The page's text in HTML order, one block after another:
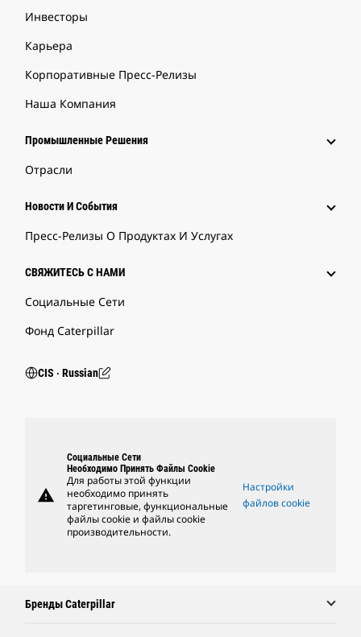
Инвесторы
Карьера
Корпоративные Пресс-Релизы
Наша Компания
Промышленные Решения
Отрасли
Новости И События
Пресс-Релизы О Продуктах И Услугах
СВЯЖИТЕСЬ С НАМИ
Социальные Сети
Фонд Caterpillar
CIS ‧ Russian
warning
Социальные Сети
Необходимо Принять Файлы Cookie
Для работы этой функции
необходимо принять
таргетинговые, функциональные
файлы cookie и файлы cookie
производительности.
Настройки
файлов cookie
Бренды Caterpillar